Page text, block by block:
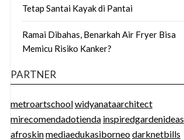
Tetap Santai Kayak di Pantai
Ramai Dibahas, Benarkah Air Fryer Bisa
Memicu Risiko Kanker?
PARTNER
metroartschoolwidyanataarchitect
mirecomendadotienda inspiredgardenideas
afroskinmediaedukasiborneodarknetbills